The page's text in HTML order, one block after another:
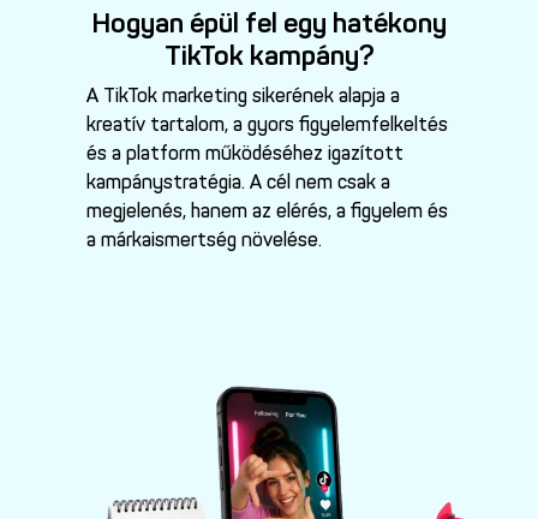
Hogyan épül fel egy hatékony
TikTok kampány?
A TikTok marketing sikerének alapja a
kreatív tartalom, a gyors figyelemfelkeltés
és a platform működéséhez igazított
kampánystratégia. A cél nem csak a
megjelenés, hanem az elérés, a figyelem és
a márkaismertség növelése.